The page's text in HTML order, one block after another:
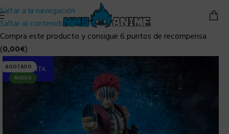
Saltar a la navegación
Saltar al contenido principal
Compra este producto y consigue 6 puntos de recompensa
(0,00€)
AGOTADO
NUEVO
PRE-VENTA